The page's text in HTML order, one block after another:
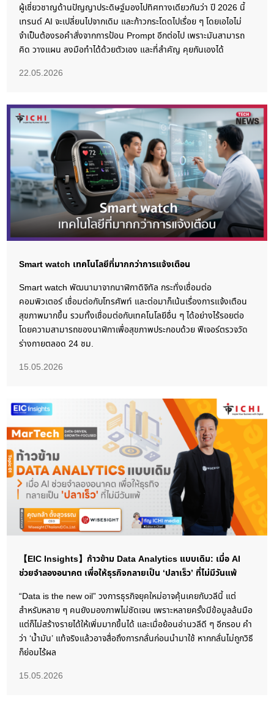
ผู้เชี่ยวชาญด้านปัญญาประดิษฐ์มองไปทิศทางเดียวกันว่า ปี 2026 นี้
เทรนด์ AI จะเปลี่ยนไปจากเดิม และก้าวกระโดดไปเรื่อย ๆ โดยเอไอไม่
จำเป็นต้องรอคำสั่งจากการป้อน Prompt อีกต่อไป เพราะมันสามารถ
คิด วางแผน ลงมือทำได้ด้วยตัวเอง และที่สำคัญ คุยกันเองได้
22.05.2026
Smart watch เทคโนโลยีที่มากกว่าการแจ้งเตือน
Smart watch พัฒนามาจากนาฬิกาดิจิทัล กระทั่งเชื่อมต่อ
คอมพิวเตอร์ เชื่อมต่อกับโทรศัพท์ และต่อมาก็เน้นเรื่องการแจ้งเตือน
สุขภาพมากขึ้น รวมทั้งเชื่อมต่อกับเทคโนโลยีอื่น ๆ ได้อย่างไร้รอยต่อ
โดยความสามารถของนาฬิกาเพื่อสุขภาพประกอบด้วย ฟีเจอร์ตรวจวัด
ร่างกายตลอด 24 ชม.
15.05.2026
【EIC Insights】ก้าวข้าม Data Analytics แบบเดิม: เมื่อ AI
ช่วยจำลองอนาคต เพื่อให้ธุรกิจกลายเป็น ‘ปลาเร็ว’ ที่ไม่มีวันแพ้
“Data is the new oil” วงการธุรกิจยุคใหม่อาจคุ้นเคยกับวลีนี้ แต่
สำหรับหลาย ๆ คนยังมองภาพไม่ชัดเจน เพราะหลายครั้งมีข้อมูลล้นมือ
แต่ก็ไม่สร้างรายได้ให้เพิ่มมากขึ้นได้ และเมื่อย้อนอ่านวลีดี ๆ อีกรอบ คำ
ว่า ‘น้ำมัน’ แท้จริงแล้วอาจสื่อถึงการกลั่นก่อนนำมาใช้ หากกลั่นไม่ถูกวิธี
ก็ย่อมไร้ผล
15.05.2026